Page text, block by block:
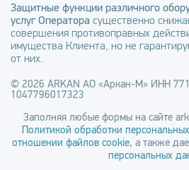
Защитные функции различного
услуг Оператора существенно
совершения противоправных
имущества Клиента, но не
от них.
© 2026 ARKAN АО «Аркан-М» ИНН
1047796017323
Заполняя любые формы на сайте
Политикой обработки
отношении файлов cookie, а также
персональных